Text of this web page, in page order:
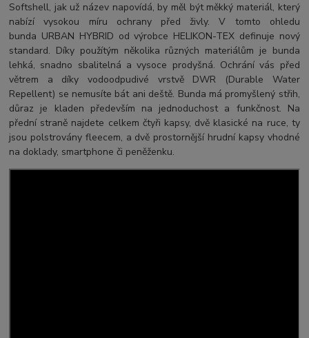
Softshell, jak už název napovídá, by měl být měkký materiál, který
nabízí vysokou míru ochrany před živly. V tomto ohledu
bunda URBAN HYBRID od výrobce HELIKON-TEX definuje nový
standard. Díky použítým několika různých materiálům je bunda
lehká, snadno sbalitelná a vysoce prodyšná. Ochrání vás před
větrem a díky vodoodpudivé vrstvě DWR (Durable Water
Repellent) se nemusíte bát ani deště. Bunda má promyšlený střih,
důraz je kladen především na jednoduchost a funkčnost. Na
přední straně najdete celkem čtyři kapsy, dvě klasické na ruce, ty
jsou polstrovány fleecem, a dvě prostornější hrudní kapsy vhodné
na doklady, smartphone či peněženku.